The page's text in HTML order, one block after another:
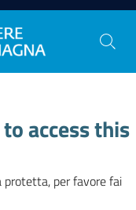
access this
protetta, per favore fai